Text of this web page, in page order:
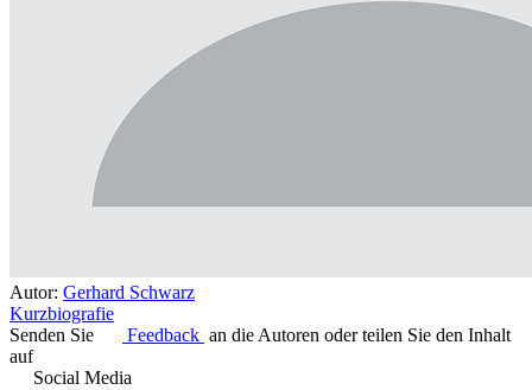
Autor: Gerhard Schwarz
Kurzbiografie
Senden Sie
Feedback an die Autoren oder teilen Sie den Inhalt
auf
Social Media